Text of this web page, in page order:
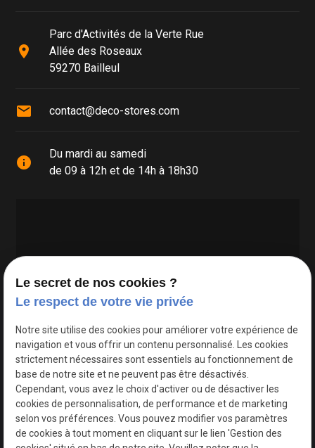
place
Parc d'Activités de la Verte Rue
Allée des Roseaux
59270 Bailleul
mail contact@deco-stores.com
info
Du mardi au samedi
de 09 à 12h et de 14h à 18h30
Google Maps Search API est désactivé.
Le secret de nos cookies ?
Le respect de votre vie privée
Notre site utilise des cookies pour améliorer votre expérience de
navigation et vous offrir un contenu personnalisé. Les cookies
strictement nécessaires sont essentiels au fonctionnement de
base de notre site et ne peuvent pas être désactivés.
Cependant, vous avez le choix d'activer ou de désactiver les
cookies de personnalisation, de performance et de marketing
selon vos préférences. Vous pouvez modifier vos paramètres
de cookies à tout moment en cliquant sur le lien 'Gestion des